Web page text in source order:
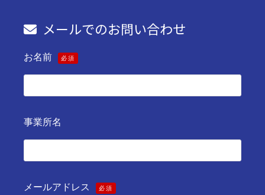
メールでのお問い合わせ
お名前 必須
事業所名
メールアドレス 必須